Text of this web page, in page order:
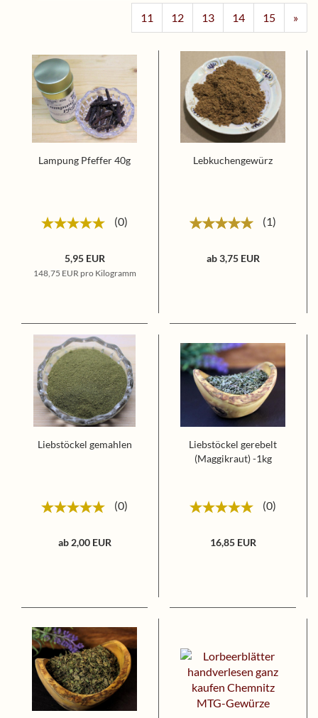
11 12 13 14 15 »
Lampung Pfeffer 40g
0
5,95 EUR
148,75 EUR pro Kilogramm
Lebkuchengewürz
1
ab 3,75 EUR
Liebstöckel gemahlen
0
ab 2,00 EUR
Liebstöckel gerebelt
(Maggikraut) -1kg
0
16,85 EUR